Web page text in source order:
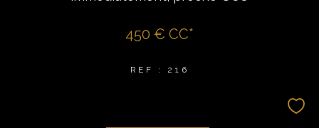
450 € CC*
REF : 216